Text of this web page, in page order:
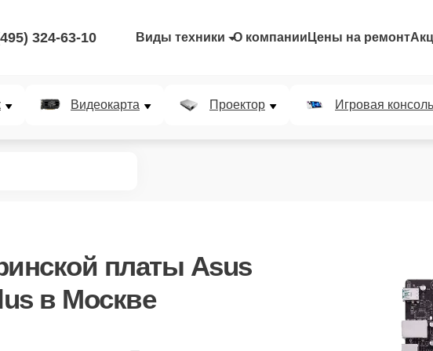
324-63-10 Виды техники О компании Цены на ремонт
Видеокарта Проектор Игровая консоль
платы Asus
в Москве